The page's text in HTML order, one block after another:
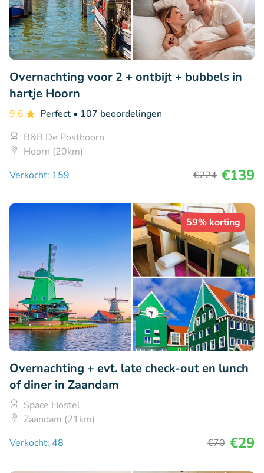
Overnachting voor 2 + ontbijt + bubbels in
hartje Hoorn
9.6 Perfect • 107 beoordelingen
B&B De Posthoorn
Hoorn (20km)
Verkocht: 159
€224 €139
59% korting
Overnachting + evt. late check-out en lunch
of diner in Zaandam
Space Hostel
Zaandam (21km)
Verkocht: 48
€70 €29